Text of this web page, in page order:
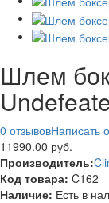
Шлем
0 отзывовНаписать
11990.00 руб.
Производитель:
Код товара: C162
Наличие: Есть в